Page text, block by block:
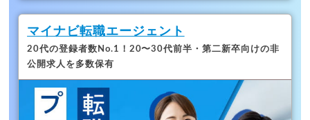
マイナビ転職エージェント
20代の登録者数No.1！ 20〜30代前半・第二新卒向けの非
公開求人を多数保有